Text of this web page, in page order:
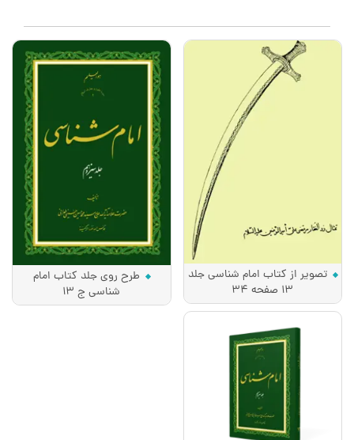
تصویر از کتاب امام شناسی جلد
13 صفحه 34
طرح روی جلد کتاب امام
شناسی ج 13